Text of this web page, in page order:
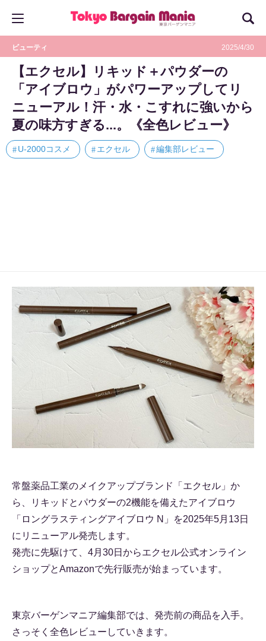
ビューティ 2025/4/30
【エクセル】リキッド＋パウダーの
「アイブロウ」がパワーアップしてリ
ニューアル！汗・水・こすれに強いから
夏の味方すぎる...。《全色レビュー》
U-2000コスメ エクセル 編集部レビュー
常盤薬品工業のメイクアップブランド「エクセル」か
ら、リキッドとパウダーの2機能を備えたアイブロウ
「ロングラスティングアイブロウ N」を2025年5月13日
にリニューアル発売します。
発売に先駆けて、4月30日からエクセル公式オンライン
ショップとAmazonで先行販売が始まっています。
東京バーゲンマニア編集部では、発売前の商品を入手。
さっそく全色レビューしていきます。